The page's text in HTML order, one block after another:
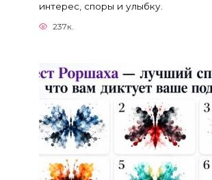
интерес, споры и улыбку.
237к.